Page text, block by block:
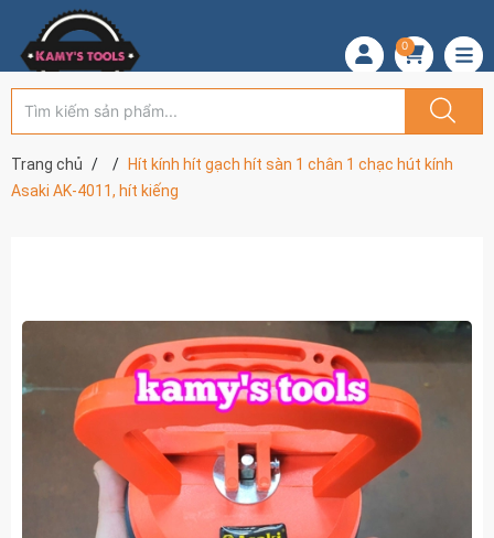
0
Trang chủ
Hít kính hít gạch hít sàn 1 chân 1 chạc hút kính
Asaki AK-4011, hít kiếng